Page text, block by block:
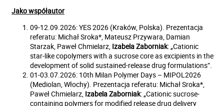
Jako współautor
09-12.09.2026: YES 2026 (Kraków, Polska). Prezentacja
referatu: Michał Sroka*, Mateusz Przywara, Damian
Starzak, Paweł Chmielarz, Izabela Zaborniak: „Cationic
star-like copolymers with a sucrose core as excipients in the
development of solid sustained-release drug formulations”.
01-03.07.2026: 10th Milan Polymer Days – MIPOL2026
(Mediolan, Włochy). Prezentacja referatu: Michał Sroka*,
Paweł Chmielarz, Izabela Zaborniak: „Cationic sucrose-
containing polymers for modified release drug delivery